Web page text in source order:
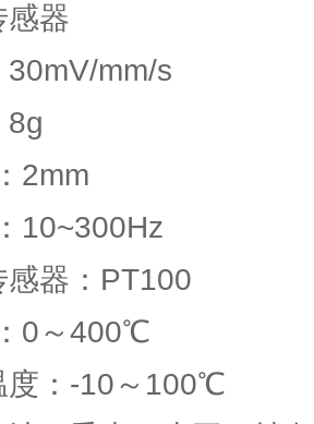
感器
30mV/mm/s
8g
2mm
10~300Hz
感器：PT100
0～400℃
度：-10～100℃